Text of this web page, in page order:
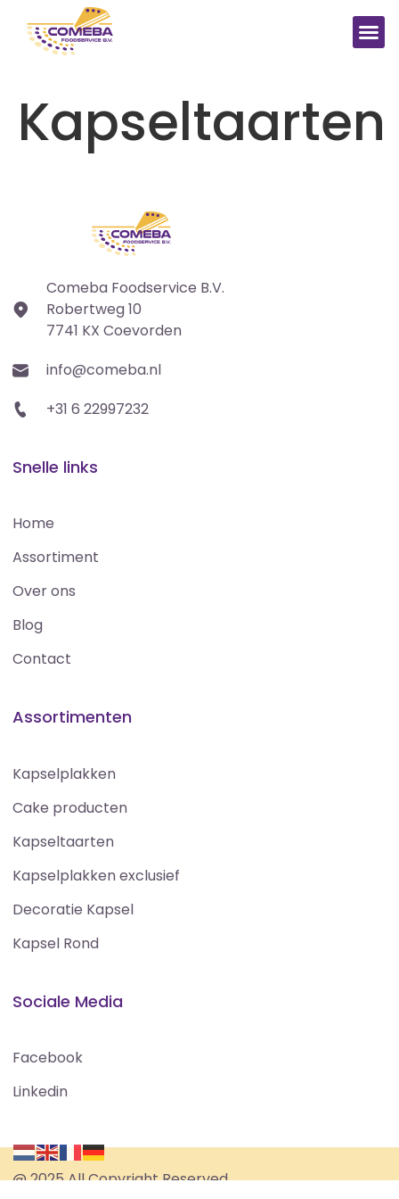
Kapseltaarten
Comeba Foodservice B.V.
Robertweg 10
7741 KX Coevorden
info@comeba.nl
+31 6 22997232
Snelle links
Home
Assortiment
Over ons
Blog
Contact
Assortimenten
Kapselplakken
Cake producten
Kapseltaarten
Kapselplakken exclusief
Decoratie Kapsel
Kapsel Rond
Sociale Media
Facebook
Linkedin
@ 2025 All Copyright Reserved